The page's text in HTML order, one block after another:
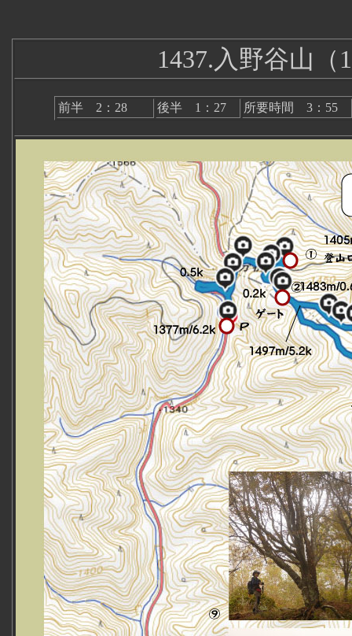
1437.入野谷山（
前半 2：28 後半 1：27 所要時間 3：55